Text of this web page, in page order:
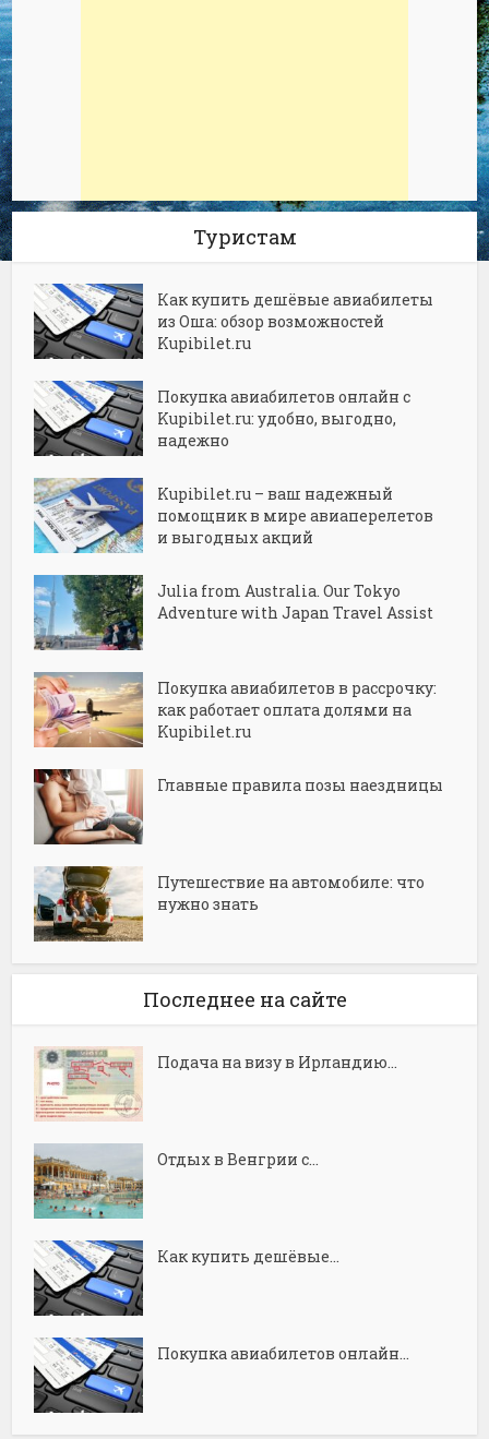
Туристам
Как купить дешёвые авиабилеты
из Оша: обзор возможностей
Kupibilet.ru
Покупка авиабилетов онлайн с
Kupibilet.ru: удобно, выгодно,
надежно
Kupibilet.ru – ваш надежный
помощник в мире авиаперелетов
и выгодных акций
Julia from Australia. Our Tokyo
Adventure with Japan Travel Assist
Покупка авиабилетов в рассрочку:
как работает оплата долями на
Kupibilet.ru
Главные правила позы наездницы
Путешествие на автомобиле: что
нужно знать
Последнее на сайте
Подача на визу в Ирландию...
Отдых в Венгрии с...
Как купить дешёвые...
Покупка авиабилетов онлайн...